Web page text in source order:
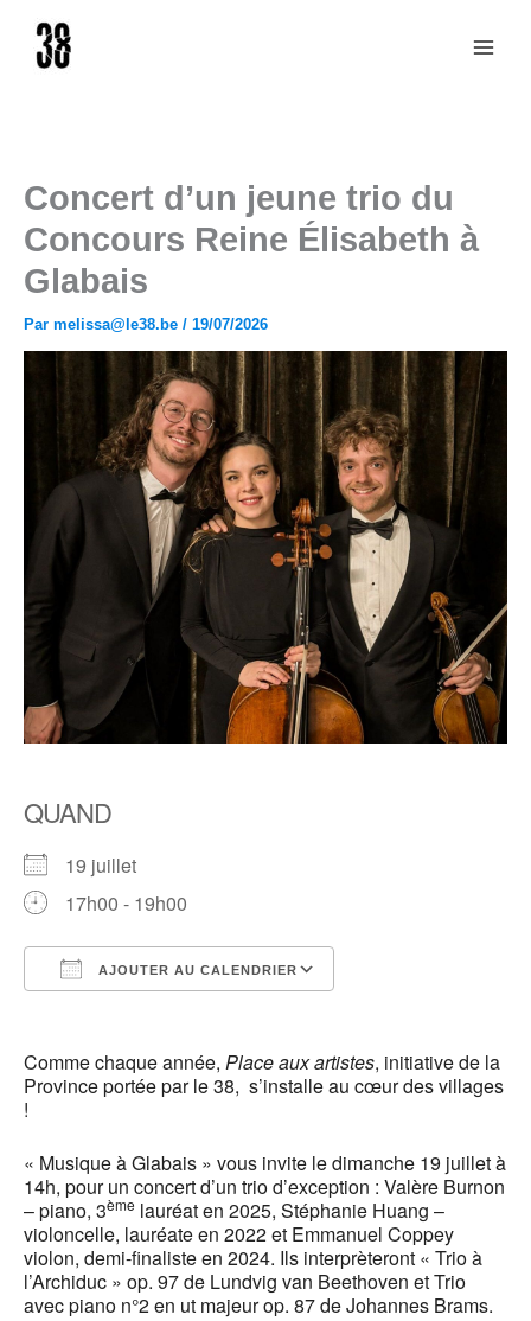
contenu
Concert d’un jeune trio du
Concours Reine Élisabeth à
Glabais
Par melissa@le38.be / 19/07/2026
QUAND
19 juillet
17h00 - 19h00
AJOUTER AU CALENDRIER
Comme chaque année, Place aux artistes, initiative de la
Province portée par le 38, s’installe au cœur des villages
!
« Musique à Glabais » vous invite le dimanche 19 juillet à
14h, pour un concert d’un trio d’exception : Valère Burnon
– piano, 3ème lauréat en 2025, Stéphanie Huang –
violoncelle, lauréate en 2022 et Emmanuel Coppey
violon, demi-finaliste en 2024. Ils interprèteront « Trio à
l’Archiduc » op. 97 de Lundvig van Beethoven et Trio
avec piano n°2 en ut majeur op. 87 de Johannes Brams.